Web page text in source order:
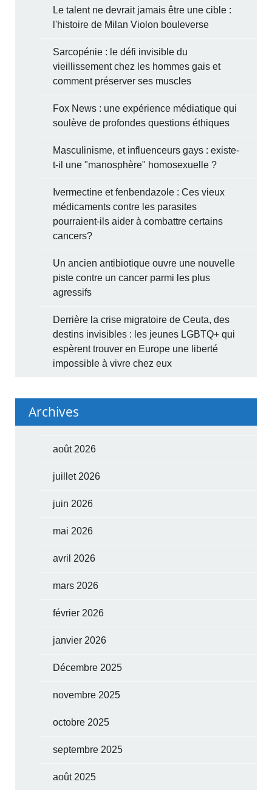
Le talent ne devrait jamais être une cible :
l'histoire de Milan Violon bouleverse
Sarcopénie : le défi invisible du
vieillissement chez les hommes gais et
comment préserver ses muscles
Fox News : une expérience médiatique qui
soulève de profondes questions éthiques
Masculinisme, et influenceurs gays : existe-
t-il une "manosphère" homosexuelle ?
Ivermectine et fenbendazole : Ces vieux
médicaments contre les parasites
pourraient-ils aider à combattre certains
cancers?
Un ancien antibiotique ouvre une nouvelle
piste contre un cancer parmi les plus
agressifs
Derrière la crise migratoire de Ceuta, des
destins invisibles : les jeunes LGBTQ+ qui
espèrent trouver en Europe une liberté
impossible à vivre chez eux
Archives
août 2026
juillet 2026
juin 2026
mai 2026
avril 2026
mars 2026
février 2026
janvier 2026
Décembre 2025
novembre 2025
octobre 2025
septembre 2025
août 2025